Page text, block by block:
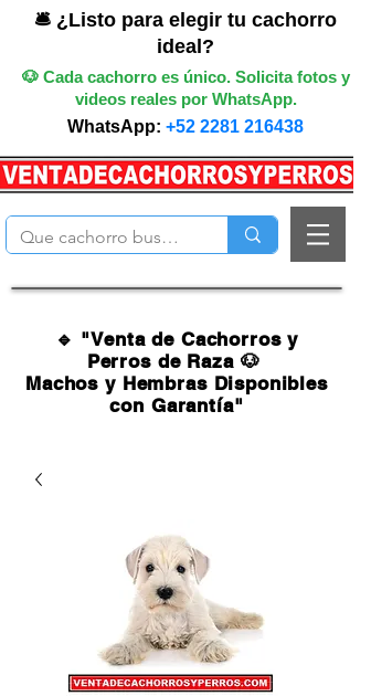
🛎️ ¿Listo para elegir tu cachorro
ideal?
🐶 Cada cachorro es único. Solicita fotos y
videos reales por WhatsApp.
WhatsApp: +52 2281 216438
🔹 "Venta de Cachorros y
Perros de Raza 🐶
Machos y Hembras Disponibles
con Garantía"